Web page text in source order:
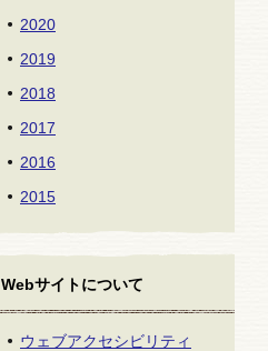
2020
2019
2018
2017
2016
2015
Webサイトについて
ウェブアクセシビリティ